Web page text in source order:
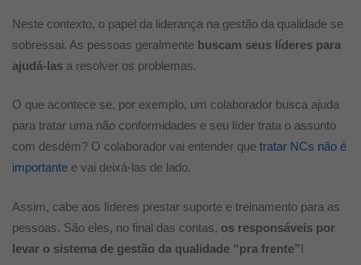
Neste contexto, o papel da liderança na gestão da qualidade se
sobressai. As pessoas geralmente buscam seus líderes para
ajudá-las a resolver os problemas.
O que acontece se, por exemplo, um colaborador busca ajuda
para tratar uma não conformidades e seu líder trata o assunto
com desdém? O colaborador vai entender que tratar NCs não é
importante e vai deixá-las de lado.
Assim, cabe aos líderes prestar suporte e treinamento para as
pessoas. São eles, no final das contas, os responsáveis por
levar o sistema de gestão da qualidade “pra frente”!